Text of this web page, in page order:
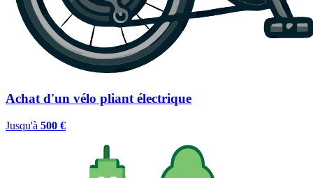
Achat d'un vélo pliant électrique
Jusqu'à 500 €